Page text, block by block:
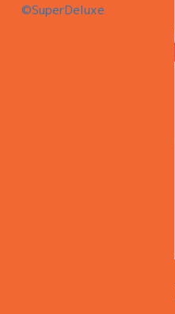
©SuperDeluxe